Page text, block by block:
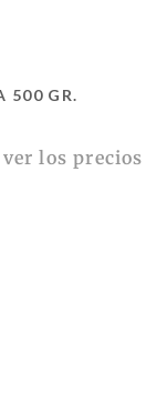
500 GR.
los precios